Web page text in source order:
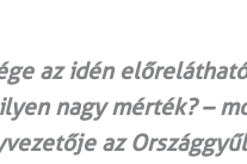
az idén
nagy mérték? –
az